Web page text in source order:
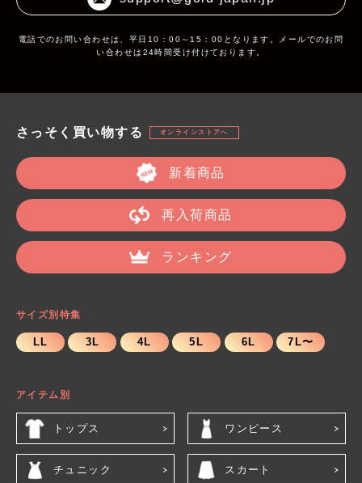
電話でのお問い合わせは、平日10：00～15：00となります。メールでのお問
い合わせは24時間受け付けております。
さっそく買い物する オンラインストアへ
新着商品
再入荷商品
ランキング
サイズ別特集
LL 3L 4L 5L 6L 7L〜
アイテム別
トップス ワンピース
チュニック スカート